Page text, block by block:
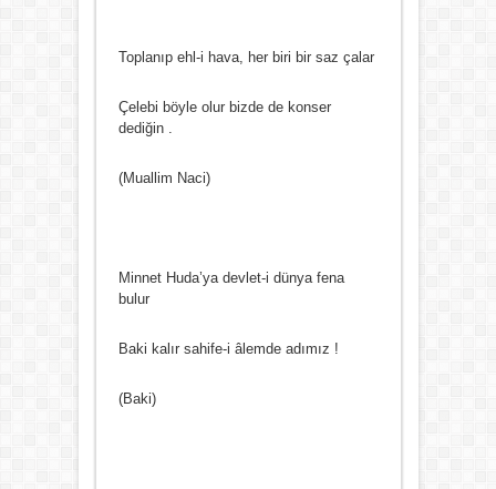
Toplanıp ehl-i hava, her biri bir saz çalar
Çelebi böyle olur bizde de konser
dediğin .
(Muallim Naci)
Minnet Huda’ya devlet-i dünya fena
bulur
Baki kalır sahife-i âlemde adımız !
(Baki)